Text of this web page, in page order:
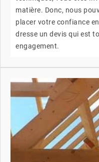
matière. Donc, nous
placer votre confiance
dresse un devis qui est
engagement.